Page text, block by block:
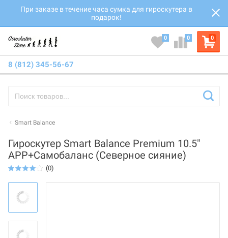
При заказе в течение часа сумка для гироскутера в
подарок!
0
0 0
8 (812) 345-56-67
Smart Balance
Гироскутер Smart Balance Premium 10.5"
APP+Самобаланс (Северное сияние)
(0)